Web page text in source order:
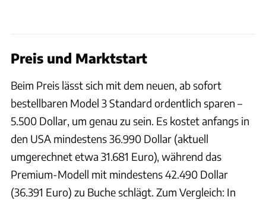
Preis und Marktstart
Beim Preis lässt sich mit dem neuen, ab sofort
bestellbaren Model 3 Standard ordentlich sparen –
5.500 Dollar, um genau zu sein. Es kostet anfangs in
den USA mindestens 36.990 Dollar (aktuell
umgerechnet etwa 31.681 Euro), während das
Premium-Modell mit mindestens 42.490 Dollar
(36.391 Euro) zu Buche schlägt. Zum Vergleich: In